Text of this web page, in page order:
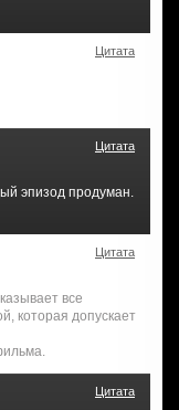
Цитата
Цитата
эпизод продуман.
Цитата
все
которая допускает
Цитата